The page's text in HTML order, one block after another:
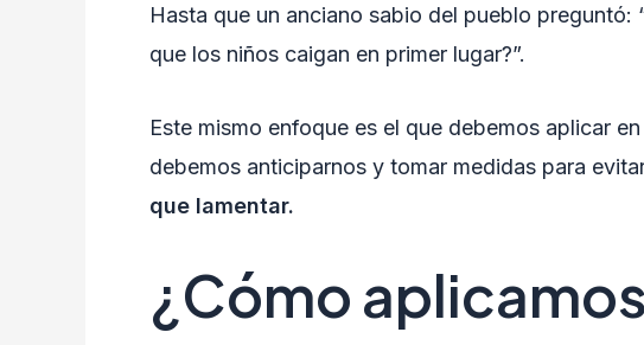
Hasta que un anciano sabio del pueblo
que los niños caigan en primer lugar?”.
Este mismo enfoque es el que debemos aplicar
debemos anticiparnos y tomar medidas para
que lamentar.
¿Cómo